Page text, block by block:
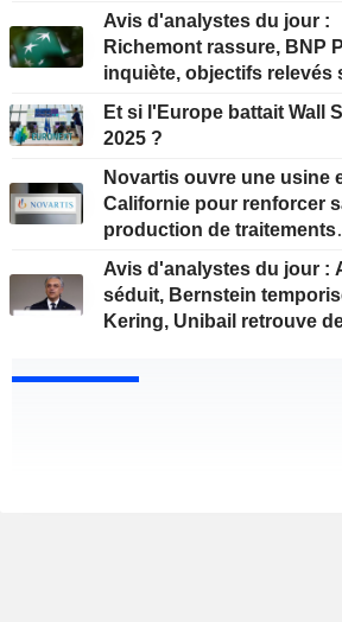
Avis d'analystes du jour :
Richemont rassure, BNP
inquiète, objectifs relevés
Et si l'Europe battait Wall
2025 ?
Novartis ouvre une usine
Californie pour renforcer
production de traitements
Avis d'analystes du jour :
séduit, Bernstein
Kering, Unibail retrouve